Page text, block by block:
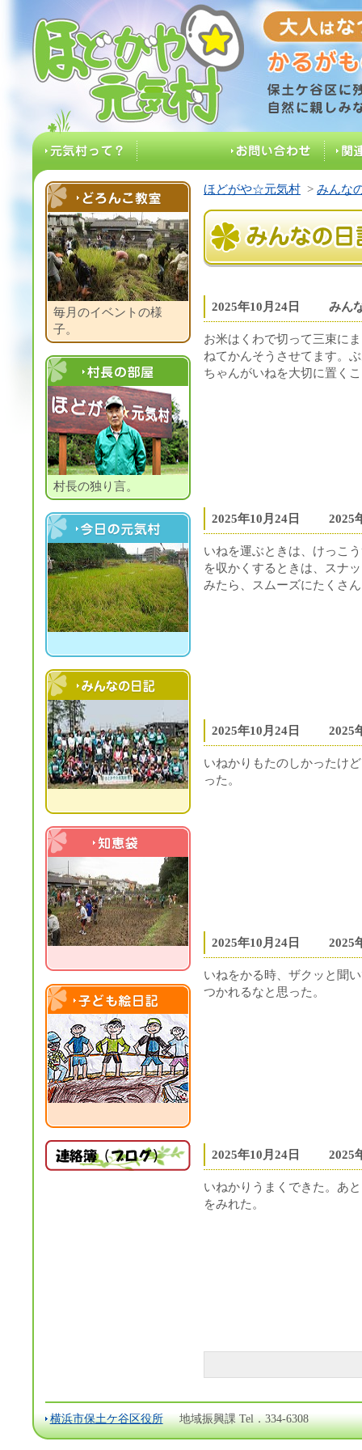
ほどがや☆元気村
大人はなつ
保土ケ谷区に残る
元気村って？ お問い合わせ 関
どろんこ教室
毎月のイベントの様
子。
村長の部屋
村長の独り言。
今日の元気村
村民の日記
知恵袋
子ども絵日記
ほどがや☆元気村 > みんな
2025年10月24日 みん
お米はくわで切って三束に
ねてかんそうさせてます。
ちゃんがいねを大切に置く
2025年10月24日 2025
いねを運ぶときは、けっこ
を収かくするときは、スナ
みたら、スムーズにたくさ
2025年10月24日 2025
いねかりもたのしかったけ
った。
2025年10月24日 2025
いねをかる時、ザクッと聞
つかれるなと思った。
2025年10月24日 2025
いねかりうまくできた。あ
をみれた。
横浜市保土ケ谷区役所 地域振興課 Tel．334-6308